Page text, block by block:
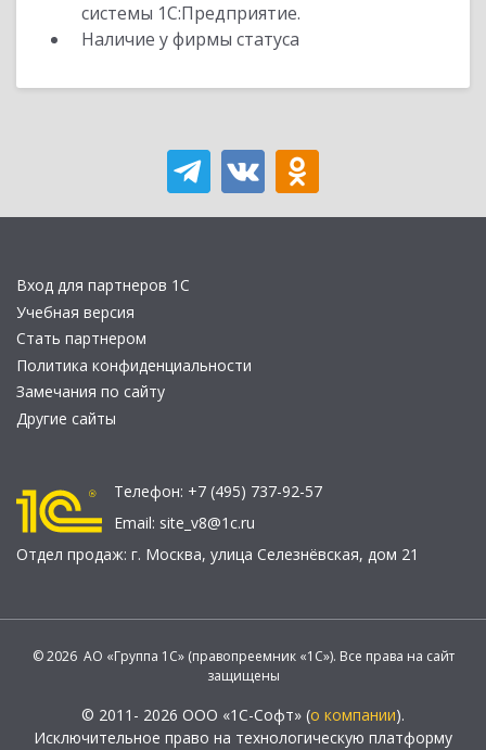
системы 1С:Предприятие.
Наличие у фирмы статуса
Вход для партнеров 1С
Учебная версия
Стать партнером
Политика конфиденциальности
Замечания по сайту
Другие сайты
Телефон: +7 (495) 737-92-57
Email: site_v8@1c.ru
Отдел продаж: г. Москва, улица Селезнёвская, дом 21
© 2026 АО «Группа 1С» (правопреемник «1С»). Все права на сайт
защищены
© 2011- 2026 ООО «1С-Софт» (о компании).
Исключительное право на технологическую платформу